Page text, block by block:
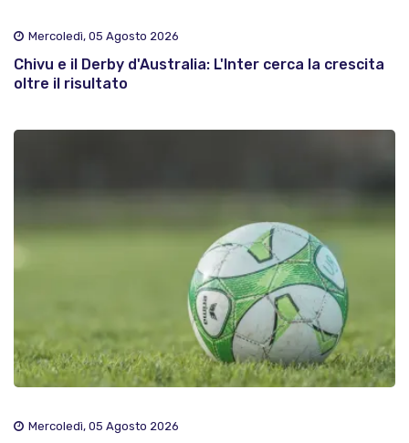
Mercoledì, 05 Agosto 2026
Chivu e il Derby d'Australia: L'Inter cerca la crescita
oltre il risultato
Mercoledì, 05 Agosto 2026